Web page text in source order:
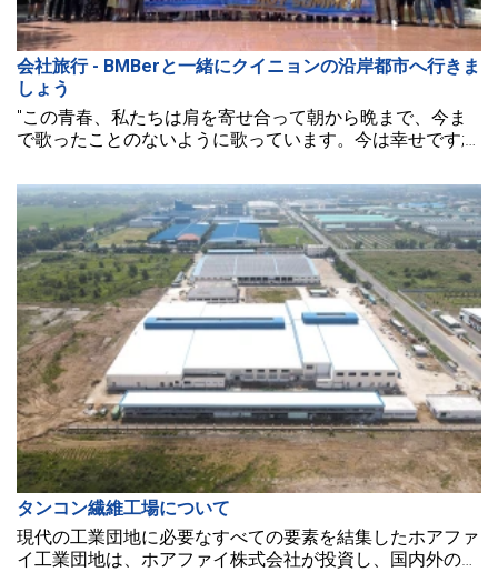
会社旅行 - BMBerと一緒にクイニョンの沿岸都市へ行きま
しょう
"この青春、私たちは肩を寄せ合って朝から晩まで、今ま
で歌ったことのないように歌っています。今は幸せです;
た。" 時代の歌 青年 - DJ ミン・チー 皆さん、一緒に歌
い、私たちと一緒に楽しみましょう！
タンコン繊維工場について
現代の工業団地に必要なすべての要素を結集したホアファ
イ工業団地は、ホアファイ株式会社が投資し、国内外の企